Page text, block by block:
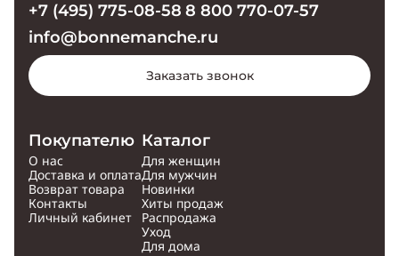
Покупателю
О нас
Доставка и оплата
Возврат товара
Контакты
Личный кабинет
Каталог
Для женщин
Для мужчин
Новинки
Хиты продаж
Распродажа
Уход
Для дома
+7 (495) 775-08-58 8 800 770-07-57
info@bonnemanche.ru
Заказать звонок